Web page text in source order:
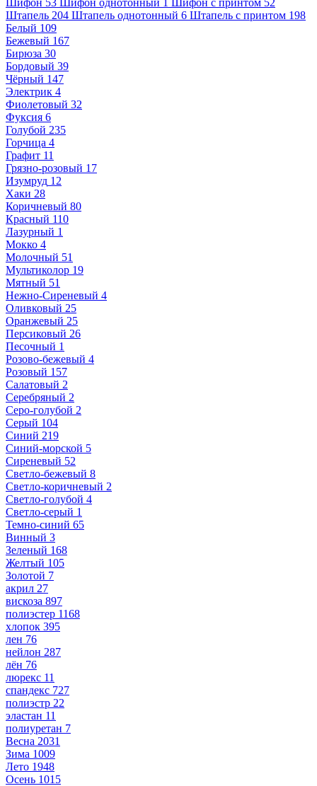
Шифон 53 Шифон однотонный 1 Шифон с принтом 52
Штапель 204 Штапель однотонный 6 Штапель с принтом 198
Белый 109
Бежевый 167
Бирюза 30
Бордовый 39
Чёрный 147
Электрик 4
Фиолетовый 32
Фуксия 6
Голубой 235
Горчица 4
Графит 11
Грязно-розовый 17
Изумруд 12
Хаки 28
Коричневый 80
Красный 110
Лазурный 1
Мокко 4
Молочный 51
Мультиколор 19
Мятный 51
Нежно-Сиреневый 4
Оливковый 25
Оранжевый 25
Персиковый 26
Песочный 1
Розово-бежевый 4
Розовый 157
Салатовый 2
Серебряный 2
Серо-голубой 2
Серый 104
Синий 219
Синий-морской 5
Сиреневый 52
Светло-бежевый 8
Светло-коричневый 2
Светло-голубой 4
Светло-серый 1
Темно-синий 65
Винный 3
Зеленый 168
Желтый 105
Золотой 7
акрил 27
вискоза 897
полиэстер 1168
хлопок 395
лен 76
нейлон 287
лён 76
люрекс 11
спандекс 727
полиэстр 22
эластан 11
полиуретан 7
Весна 2031
Зима 1009
Лето 1948
Осень 1015